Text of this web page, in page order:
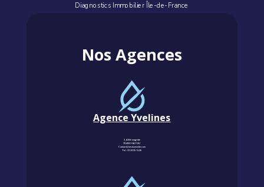
Diagnostics Immobilier Île-de-France
Nos Agences
Agence Yvelines
3, Allée magritte
78400 CHATOU
Contact@km-humidite.com
Tel :01 30 76 13 26